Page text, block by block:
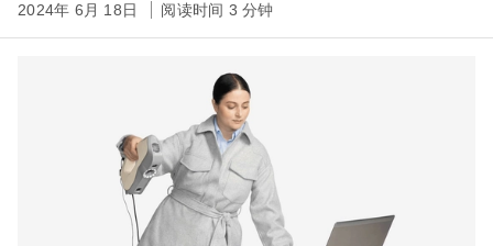
2024年 6月 18日 阅读时间 3 分钟